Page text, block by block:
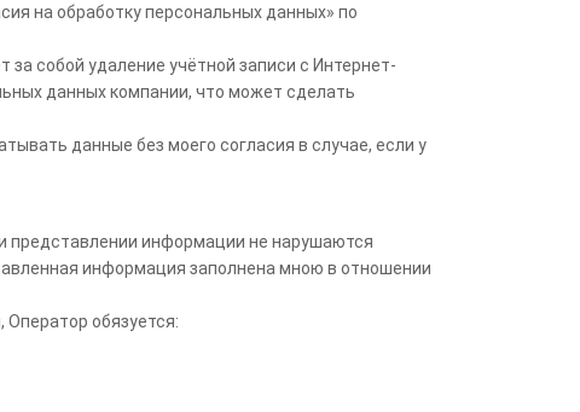
на обработку персональных данных» по
собой удаление учётной записи с Интернет-
данных компании, что может сделать
данные без моего согласия в случае, если у
представлении информации не нарушаются
информация заполнена мною в отношении
обязуется: